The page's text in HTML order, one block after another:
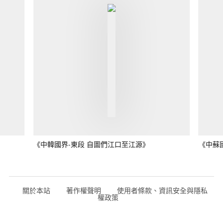
《中韓國界-東段 自圖們江口至江源》 《中
關於本站 著作權聲明 使用者條款、資訊安全與隱私
權政策